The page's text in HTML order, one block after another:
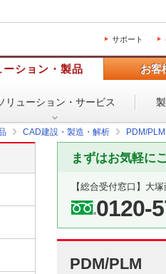
サポート
ーション・製品 お客
リューション・ サービス
CAD建設・製造・解析 PDM/PLM
まずはお気軽に
【総合受付窓口】 大
0120-
PDM/PLM